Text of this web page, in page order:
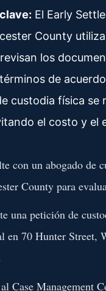
El Early
County
los
de
custodia física se
el costo y el
con un abogado de
County para
una petición de
en 70 Hunter Street,
Case Management